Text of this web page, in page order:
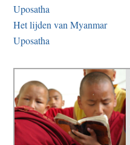
Uposatha
Het lijden van Myanmar
Uposatha